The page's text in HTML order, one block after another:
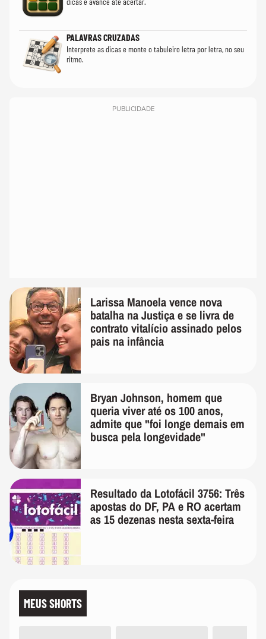
PALAVRAS CRUZADAS
Interprete as dicas e monte o tabuleiro letra por letra, no seu
ritmo.
PUBLICIDADE
Larissa Manoela vence nova
batalha na Justiça e se livra de
contrato vitalício assinado pelos
pais na infância
Bryan Johnson, homem que
queria viver até os 100 anos,
admite que "foi longe demais em
busca pela longevidade"
Resultado da Lotofácil 3756: Três
apostas do DF, PA e RO acertam
as 15 dezenas nesta sexta-feira
MEUS SHORTS